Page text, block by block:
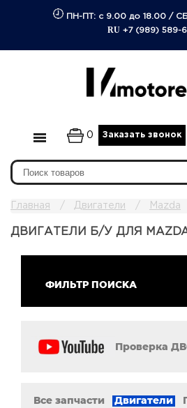
ПН-ПТ: с 9.00 до 18.00/
RU +7 (989) 589-
0 Заказать звонок
Главная Двигатели Mazda
ДВИГАТЕЛИ Б/У ДЛЯ
ФИЛЬТР ПОИСКА
Проверка
Все запчасти Двигатели